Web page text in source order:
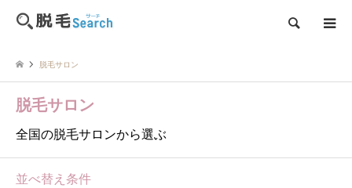
検索
脱毛サロン
脱毛サロン
全国の脱毛サロンから選ぶ
並べ替え条件